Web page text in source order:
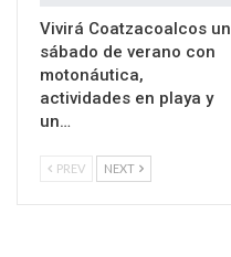
Vivirá Coatzacoalcos un
sábado de verano con
motonáutica,
actividades en playa y
un…
PREV NEXT